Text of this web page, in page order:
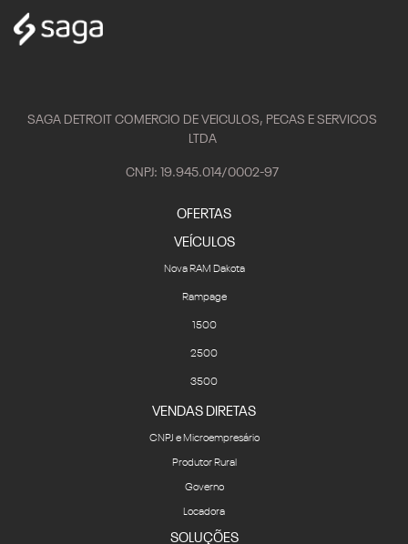
SAGA DETROIT COMERCIO DE VEICULOS, PECAS E SERVICOS
LTDA
CNPJ: 19.945.014/0002-97
OFERTAS
VEÍCULOS
Nova RAM Dakota
Rampage
1500
2500
3500
VENDAS DIRETAS
CNPJ e Microempresário
Produtor Rural
Governo
Locadora
SOLUÇÕES